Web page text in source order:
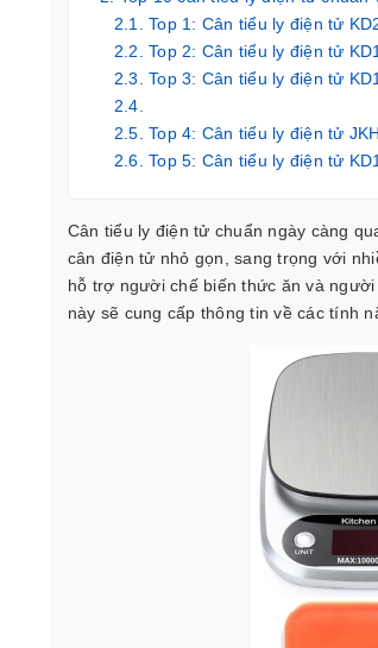
Top 1: Cân tiểu ly điện tử
Top 2: Cân tiểu ly điện tử
Top 3: Cân tiểu ly điện tử
Top 4: Cân tiểu ly điện tử
Top 5: Cân tiểu ly điện tử
Top 8: Cân nhà bếp điện tử
Top 9: Cân tiểu ly điện tử
Top 10: Cân tiểu ly điện tử
Hướng dẫn xác định cân tiểu ly
Cân tiểu ly điện tử chuẩn ngày càng
cân điện tử nhỏ gọn, sang trọng với
hỗ trợ người chế biến thức ăn và
này sẽ cung cấp thông tin về các tính